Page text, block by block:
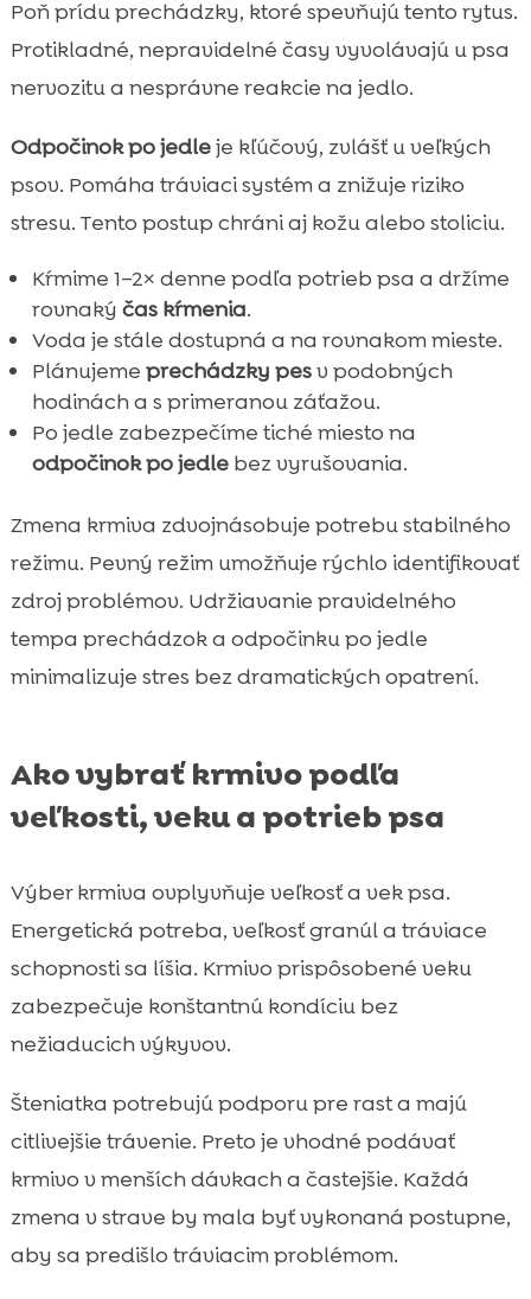
Poň prídu prechádzky, ktoré spevňujú tento rytus.
Protikladné, nepravidelné časy vyvolávajú u psa
nervozitu a nesprávne reakcie na jedlo.
Odpočinok po jedleje kľúčový, zvlášť u veľkých
psov. Pomáha tráviaci systém a znižuje riziko
stresu. Tento postup chráni aj kožu alebo stoliciu.
Kŕmime 1–2× denne podľa potrieb psa a držíme
rovnaký čas kŕmenia.
Voda je stále dostupná a na rovnakom mieste.
Plánujeme prechádzky pesv podobných
hodinách a s primeranou záťažou.
Po jedle zabezpečíme tiché miesto na
odpočinok po jedlebez vyrušovania.
Zmena krmiva zdvojnásobuje potrebu stabilného
režimu. Pevný režim umožňuje rýchlo identifikovať
zdroj problémov. Udržiavanie pravidelného
tempa prechádzok a odpočinku po jedle
minimalizuje stres bez dramatických opatrení.
Ako vybrať krmivo podľa
veľkosti, veku a potrieb psa
Výber krmiva ovplyvňuje veľkosť a vek psa.
Energetická potreba, veľkosť granúl a tráviace
schopnosti sa líšia. Krmivo prispôsobené veku
zabezpečuje konštantnú kondíciu bez
nežiaducich výkyvov.
Šteniatka potrebujú podporu pre rast a majú
citlivejšie trávenie. Preto je vhodné podávať
krmivo v menších dávkach a častejšie. Každá
zmena v strave by mala byť vykonaná postupne,
aby sa predišlo tráviacim problémom.